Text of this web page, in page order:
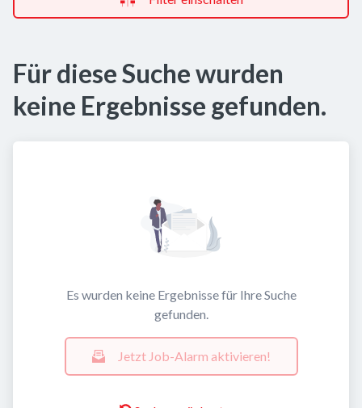
Für diese Suche wurden
keine Ergebnisse gefunden.
Es wurden keine Ergebnisse für Ihre Suche
gefunden.
Jetzt Job-Alarm aktivieren!